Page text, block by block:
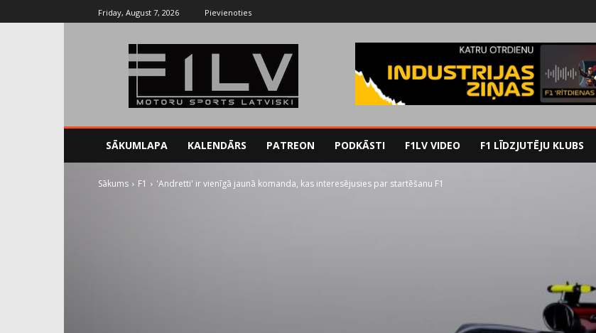
Friday, August 7, 2026 Pievienoties
SĀKUMLAPA KALENDĀRS PATREON PODKĀSTI F1LV VIDEO F1 LĪDZJUTĒJU KLUBS
Sākums F1 'Andretti' ir vienīgā jaunā komanda, kas interesējusies par startēšanu F1